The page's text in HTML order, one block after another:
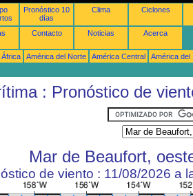
Pronóstico 10
días
Clima Ciclones
Contacto Noticias Acerca
África América del Norte América Central
América del
: Pronóstico de
Mar de Beaufort,
de viento : 11/08/2026 a